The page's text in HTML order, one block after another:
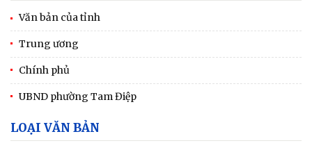
Văn bản của tỉnh
Trung ương
Chính phủ
UBND phường Tam Điệp
LOẠI VĂN BẢN